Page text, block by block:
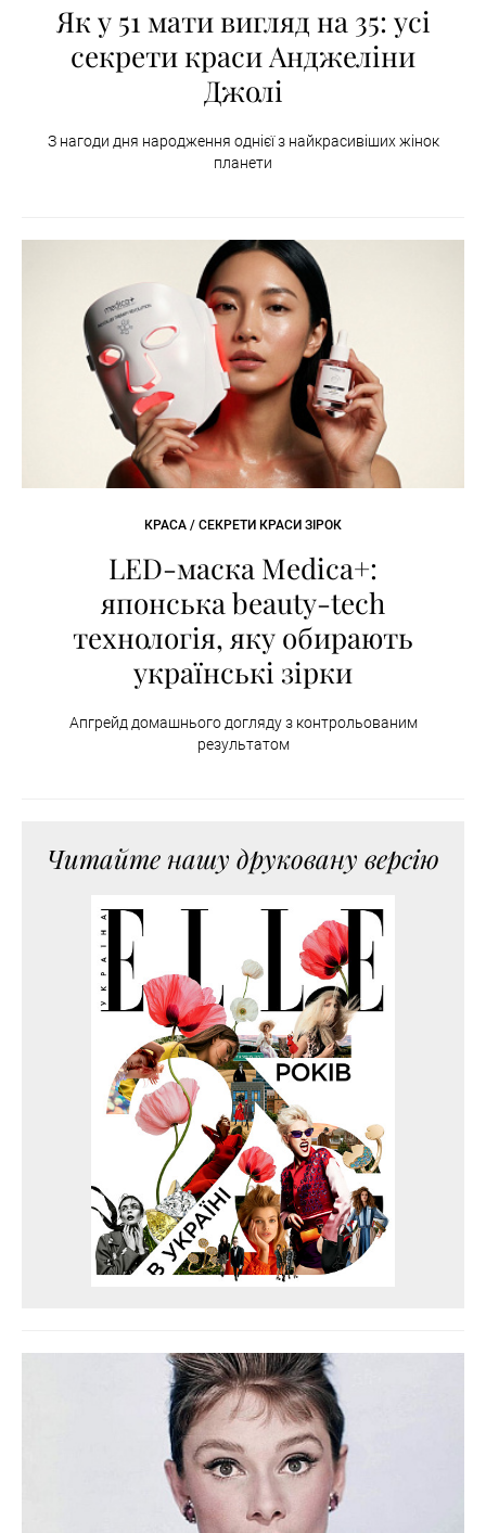
Як у 51 мати вигляд на 35: усі
секрети краси Анджеліни
Джолі
З нагоди дня народження однієї з найкрасивіших жінок
планети
КРАСА / СЕКРЕТИ КРАСИ ЗІРОК
LED-маска Medica+:
японська beauty-tech
технологія, яку обирають
українські зірки
Апгрейд домашнього догляду з контрольованим
результатом
Читайте нашу друковану версію